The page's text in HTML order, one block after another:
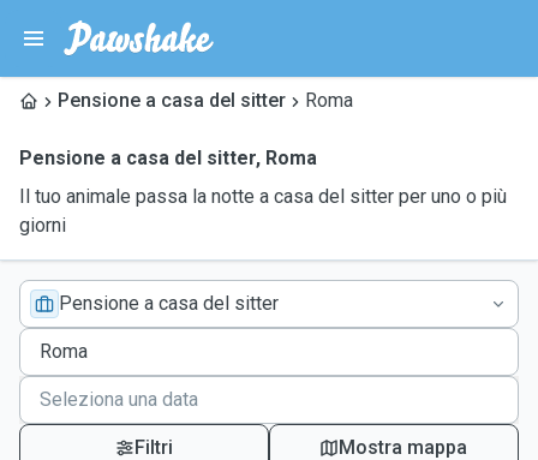
Pensione a casa del sitter Roma
Pensione a casa del sitter, Roma
Il tuo animale passa la notte a casa del sitter per uno o più
giorni
Pensione a casa del sitter
Filtri Mostra mappa